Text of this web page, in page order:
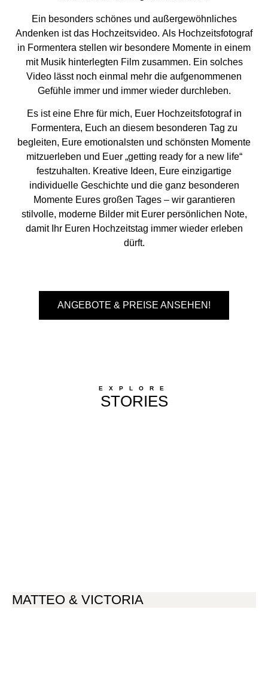
Ein besonders schönes und außergewöhnliches
Andenken ist das Hochzeitsvideo. Als Hochzeitsfotograf
in Formentera stellen wir besondere Momente in einem
mit Musik hinterlegten Film zusammen. Ein solches
Video lässt noch einmal mehr die aufgenommenen
Gefühle immer und immer wieder durchleben.
Es ist eine Ehre für mich, Euer Hochzeitsfotograf in
Formentera, Euch an diesem besonderen Tag zu
begleiten, Eure emotionalsten und schönsten Momente
mitzuerleben und Euer „getting ready for a new life“
festzuhalten. Kreative Ideen, Eure einzigartige
individuelle Geschichte und die ganz besonderen
Momente Eures großen Tages – wir garantieren
stilvolle, moderne Bilder mit Eurer persönlichen Note,
damit Ihr Euren Hochzeitstag immer wieder erleben
dürft.
ANGEBOTE & PREISE ANSEHEN!
EXPLORE
STORIES
MATTEO & VICTORIA